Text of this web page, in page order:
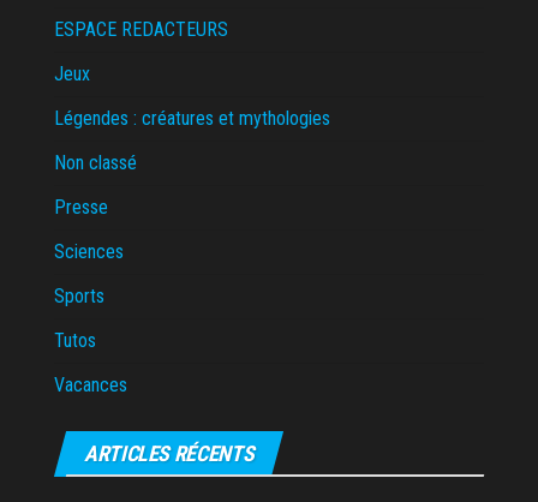
ESPACE REDACTEURS
Jeux
Légendes : créatures et mythologies
Non classé
Presse
Sciences
Sports
Tutos
Vacances
ARTICLES RÉCENTS